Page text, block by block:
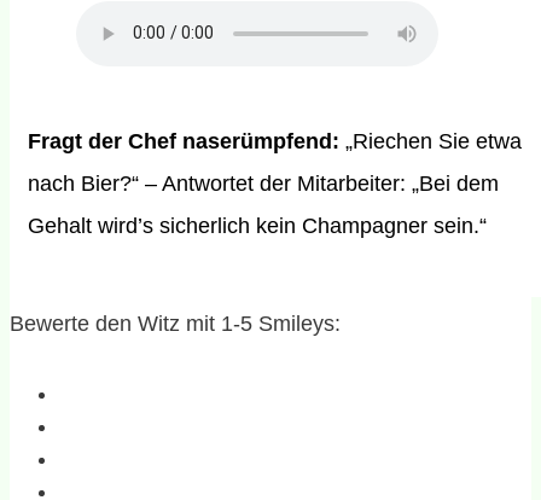
Fragt der Chef naserümpfend: „Riechen Sie etwa
nach Bier?“ – Antwortet der Mitarbeiter: „Bei dem
Gehalt wird’s sicherlich kein Champagner sein.“
Bewerte den Witz mit 1-5 Smileys: